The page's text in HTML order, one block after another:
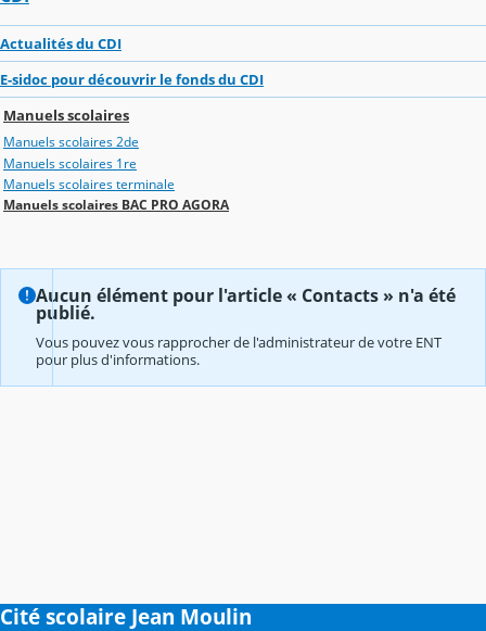
Actualités du CDI
E-sidoc pour découvrir le fonds du CDI
Manuels scolaires
Manuels scolaires 2de
Manuels scolaires 1re
Manuels scolaires terminale
Manuels scolaires BAC PRO AGORA
Aucun élément pour l'article « Contacts » n'a été
publié.
Vous pouvez vous rapprocher de l'administrateur de votre ENT
pour plus d'informations.
Cité scolaire Jean Moulin